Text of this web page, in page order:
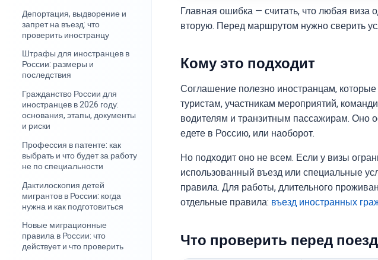
Депортация, выдворение и
запрет на въезд: что
проверить иностранцу
Штрафы для иностранцев в
России: размеры и
последствия
Гражданство России для
иностранцев в 2026 году:
основания, этапы, документы
и риски
Профессия в патенте: как
выбрать и что будет за работу
не по специальности
Дактилоскопия детей
мигрантов в России: когда
нужна и как подготовиться
Новые миграционные
правила в России: что
действует и что проверить
Главная ошибка — считать, что любая виза
вторую. Перед маршрутом нужно сверить
Кому это подходит
Соглашение полезно иностранцам,
туристам, участникам мероприятий,
водителям и транзитным пассажирам. Оно
едете в Россию, или наоборот.
Но подходит оно не всем. Если у визы
использованный въезд или специальные
правила. Для работы, длительного
отдельные правила: въезд иностранных
Что проверить перед